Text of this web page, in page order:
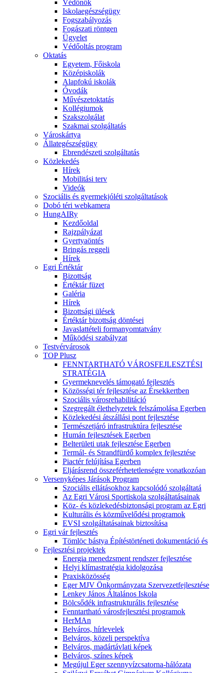
Védőnők
Iskolaegészségügy
Fogszabályozás
Fogászati röntgen
Ügyelet
Védőoltás program
Oktatás
Egyetem, Főiskola
Középiskolák
Alapfokú iskolák
Óvodák
Művészetoktatás
Kollégiumok
Szakszolgálat
Szakmai szolgáltatás
Városkártya
Állategészségügy
Ebrendészeti szolgáltatás
Közlekedés
Hírek
Mobilitási terv
Videók
Szociális és gyermekjóléti szolgáltatások
Dobó téri webkamera
HungAIRy
Kezdőoldal
Rajzpályázat
Gyertyaöntés
Bringás reggeli
Hírek
Egri Értéktár
Bizottság
Értéktár füzet
Galéria
Hírek
Bizottsági ülések
Értéktár bizottság döntései
Javaslattételi formanyomtatvány
Működési szabályzat
Testvérvárosok
TOP Plusz
FENNTARTHATÓ VÁROSFEJLESZTÉSI
STRATÉGIA
Gyermeknevelés támogató fejlesztés
Közösségi tér fejlesztése az Érsekkertben
Szociális városrehabilitáció
Szegregált élethelyzetek felszámolása Egerben
Közlekedési átszállási pont fejlesztése
Természetjáró infrastruktúra fejlesztése
Humán fejlesztések Egerben
Belterületi utak fejlesztése Egerben
Termál- és Strandfürdő komplex fejlesztése
Piactér felújítása Egerben
Eljárásrend összeférhetetlenségre vonatkozóan
Versenyképes Járások Program
Szociális ellátásokhoz kapcsolódó szolgáltatá
Az Egri Városi Sportiskola szolgáltatásainak
Köz- és közlekedésbiztonsági program az Egri
Kulturális és közművelődési programok
EVSI szolgáltatásainak biztosítása
Egri vár fejlesztés
Tömlöc bástya Építéstörténeti dokumentáció és
Fejlesztési projektek
Energia menedzsment rendszer fejlesztése
Helyi klímastratégia kidolgozása
Praxisközösség
Eger MJV Önkormányzata Szervezetfejlesztése
Lenkey János Általános Iskola
Bölcsődék infrastrukturális fejlesztése
Fenntartható városfejlesztési programok
HerMAn
Belváros, hírlevelek
Belváros, közeli perspektíva
Belváros, madártávlati képek
Belváros, színes képek
Megújul Eger szennyvízcsatorna-hálózata